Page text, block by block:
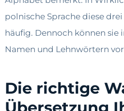
polnische Sprache diese
häufig. Dennoch können sie
Namen und Lehnwörtern
Die richtige